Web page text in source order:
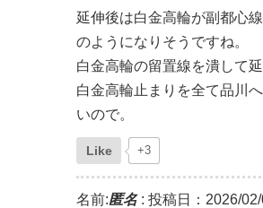
延伸後は白金高輪が副都心
のようになりそうですね。
白金高輪の留置線を潰して
白金高輪止まりを全て品川
いので。
Like +3
名前:匿名: 投稿日：2026/